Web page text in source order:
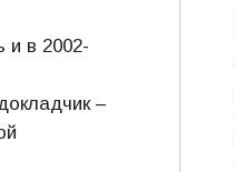
и в 2002-
–